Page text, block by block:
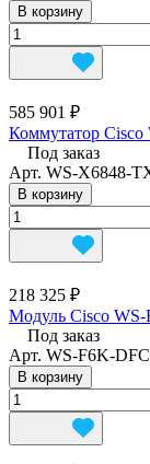
В корзину
585 901 ₽
Коммутатор
Под заказ
Арт. WS-X6848-
В корзину
218 325 ₽
Модуль Cisco
Под заказ
Арт. WS-F6K-
В корзину